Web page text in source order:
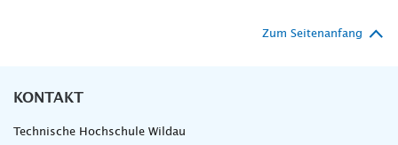
Zum Seitenanfang
KONTAKT
Technische Hochschule Wildau